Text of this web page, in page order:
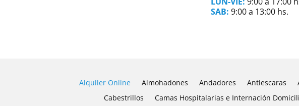
SAB: 9:00 a 13:00 hs.
Alquiler Online Almohadones Andadores Antiescaras
Cabestrillos
Camas Hospitalarias e Internación